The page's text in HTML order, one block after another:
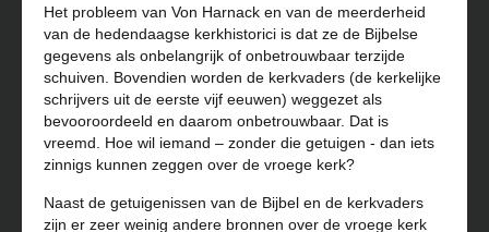
Het probleem van Von Harnack en van de meerderheid
van de hedendaagse kerkhistorici is dat ze de Bijbelse
gegevens als onbelangrijk of onbetrouwbaar terzijde
schuiven. Bovendien worden de kerkvaders (de kerkelijke
schrijvers uit de eerste vijf eeuwen) weggezet als
bevooroordeeld en daarom onbetrouwbaar. Dat is
vreemd. Hoe wil iemand – zonder die getuigen - dan iets
zinnigs kunnen zeggen over de vroege kerk?
Naast de getuigenissen van de Bijbel en de kerkvaders
zijn er zeer weinig andere bronnen over de vroege kerk